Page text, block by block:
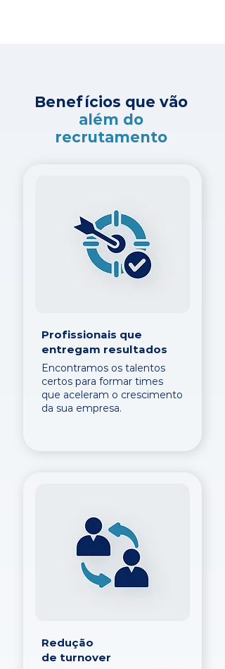
Benefícios que vão
além do
recrutamento
Profissionais que
entregam resultados
Encontramos os talentos
certos para formar times
que aceleram o crescimento
da sua empresa.
Redução
de turnover